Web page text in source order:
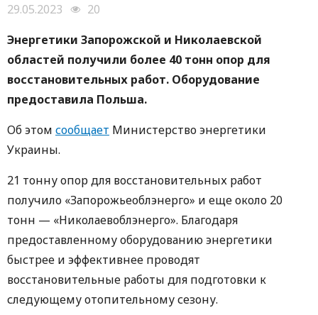
29.05.2023
20
Энергетики Запорожской и Николаевской
областей получили более 40 тонн опор для
восстановительных работ. Оборудование
предоставила Польша.
Об этом сообщает Министерство энергетики
Украины.
21 тонну опор для восстановительных работ
получило «Запорожьеоблэнерго» и еще около 20
тонн — «Николаевоблэнерго». Благодаря
предоставленному оборудованию энергетики
быстрее и эффективнее проводят
восстановительные работы для подготовки к
следующему отопительному сезону.